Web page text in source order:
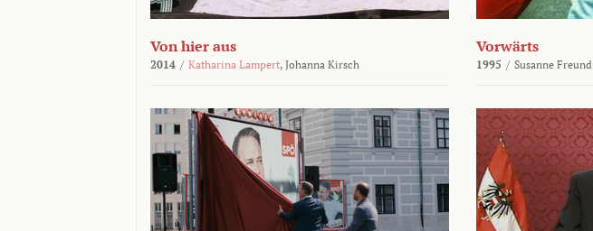
Von hier aus
2014 / Katharina Lampert, Johanna Kirsch
Vorwärts
1995 / Susanne Freund